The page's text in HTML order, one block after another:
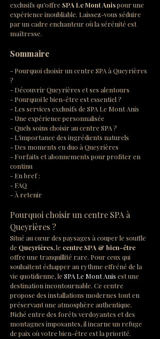
exclusifs qu’offre SPA Le Mont Anis pour une
expérience inoubliable. Laissez-vous séduire
par un cadre enchanteur où la sérénité est
maîtresse.
Sommaire
- Pourquoi choisir un centre SPA à Queyrières
?
- Découvrir Queyrières et ses alentours
- Pourquoi le bien-être est essentiel ?
- Les services exclusifs de SPA Le Mont Anis
- Une expérience personnalisée
- Quels soins choisir au centre SPA ?
- L'importance des ingrédients naturels
- Des moments en duo à Queyrières
- Forfaits et abonnements pour profiter en
continu
- En bref :
- FAQ
- À retenir
Pourquoi choisir un centre SPA à
Queyrières ?
Situé au cœur des paysages à couper le souffle
de Queyrières, le centre SPA & bien-être
offre une tranquillité rare. Pour ceux qui
souhaitent échapper au rythme effréné de la
vie quotidienne, le SPA Le Mont Anis est une
destination incontournable. Ce centre
propose des installations modernes tout en
préservant une atmosphère authentique.
Niché entre des forêts verdoyantes et des
montagnes imposantes, il incarne un refuge
de paix où votre bien-être est la priorité.